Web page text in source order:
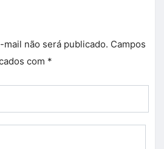
não será publicado. Campos
com *